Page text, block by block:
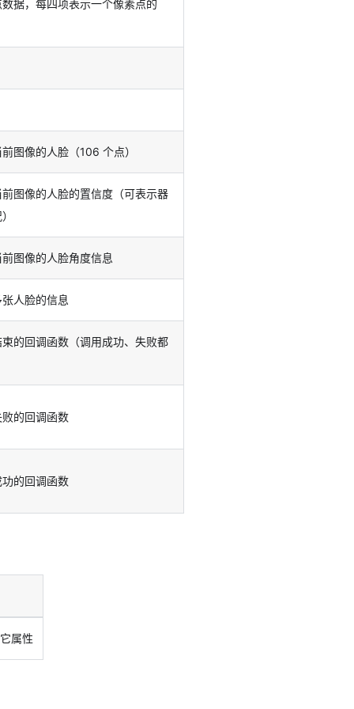
数据，每四项表示一个像素点的
图像的人脸（106 个点）
图像的人脸的置信度（可表示器
图像的人脸角度信息
人脸的信息
的回调函数（调用成功、失败都
的回调函数
的回调函数
属性